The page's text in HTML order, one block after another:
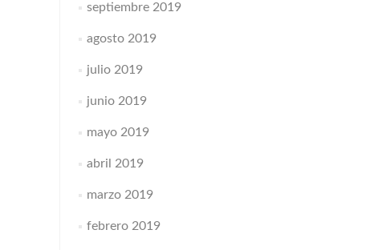
septiembre 2019
agosto 2019
julio 2019
junio 2019
mayo 2019
abril 2019
marzo 2019
febrero 2019